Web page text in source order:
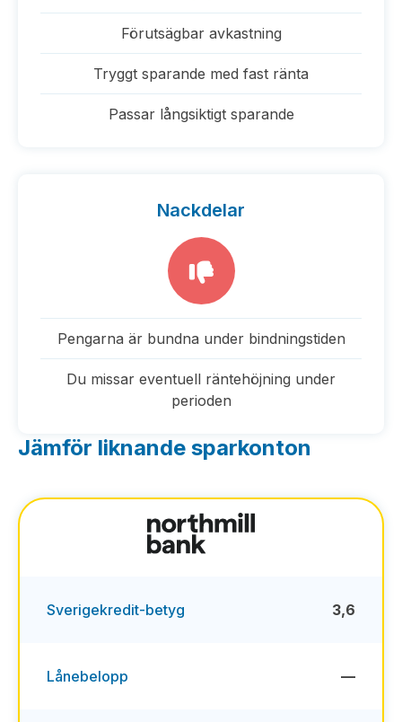
Förutsägbar avkastning
Tryggt sparande med fast ränta
Passar långsiktigt sparande
Nackdelar
Pengarna är bundna under bindningstiden
Du missar eventuell räntehöjning under
perioden
Jämför liknande sparkonton
Sverigekredit-betyg 3,6
Lånebelopp —